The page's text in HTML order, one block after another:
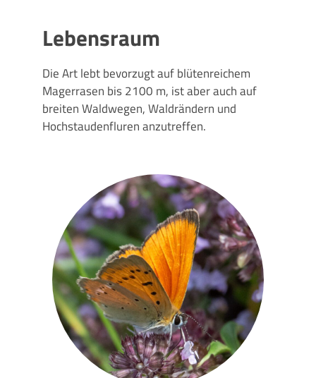
Lebensraum
Die Art lebt bevorzugt auf blütenreichem
Magerrasen bis 2100 m, ist aber auch auf
breiten Waldwegen, Waldrändern und
Hochstaudenfluren anzutreffen.